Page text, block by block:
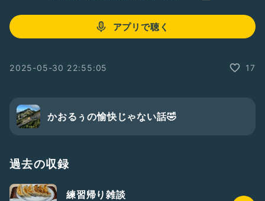
アプリで聴く
2025-05-30 22:55:05 17
かおるぅの愉快じゃない話🤣
過去の収録
練習帰り雑談